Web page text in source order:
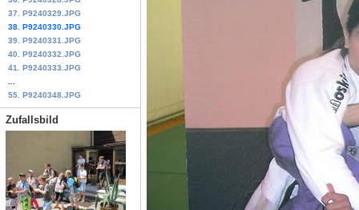
37. P9240329.JPG
38. P9240330.JPG
39. P9240331.JPG
40. P9240332.JPG
41. P9240333.JPG
55. P9240348.JPG
Zufallsbild